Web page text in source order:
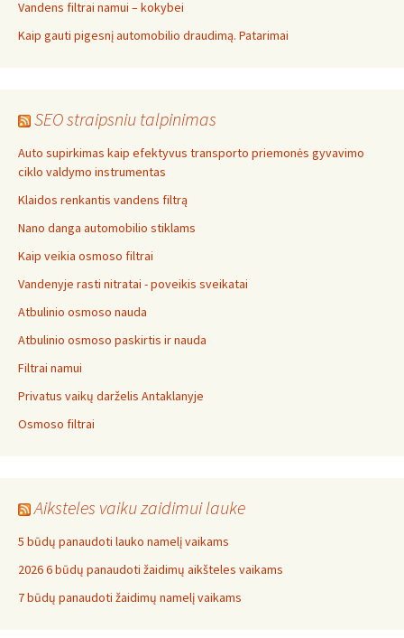
Vandens filtrai namui – kokybei
Kaip gauti pigesnį automobilio draudimą. Patarimai
SEO straipsniu talpinimas
Auto supirkimas kaip efektyvus transporto priemonės gyvavimo
ciklo valdymo instrumentas
Klaidos renkantis vandens filtrą
Nano danga automobilio stiklams
Kaip veikia osmoso filtrai
Vandenyje rasti nitratai - poveikis sveikatai
Atbulinio osmoso nauda
Atbulinio osmoso paskirtis ir nauda
Filtrai namui
Privatus vaikų darželis Antaklanyje
Osmoso filtrai
Aiksteles vaiku zaidimui lauke
5 būdų panaudoti lauko namelį vaikams
2026 6 būdų panaudoti žaidimų aikšteles vaikams
7 būdų panaudoti žaidimų namelį vaikams